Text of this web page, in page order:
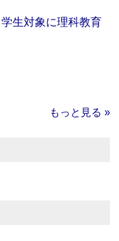
学生対象に理科教育
もっと見る »